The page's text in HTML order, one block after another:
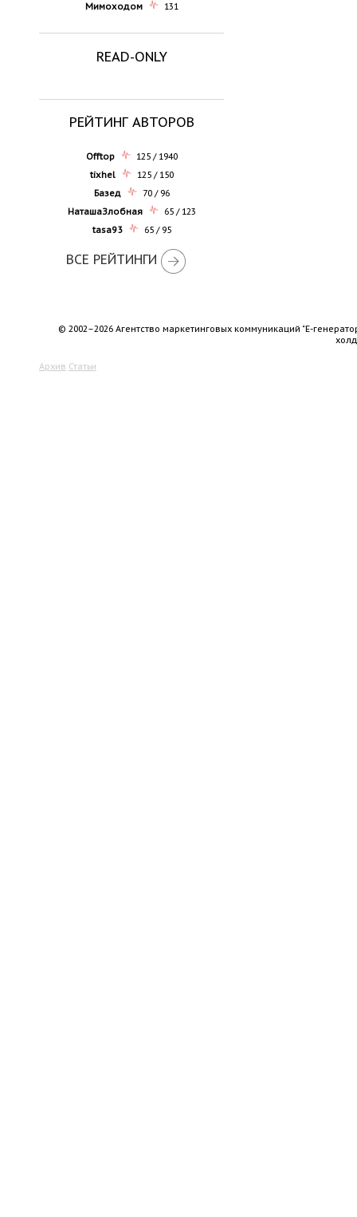
Мимоходом
131
READ-ONLY
РЕЙТИНГ АВТОРОВ
Offtop
125 / 1940
tixhel
125 / 150
Базед
70 / 96
НаташаЗлобная
65 / 123
tasa93
65 / 95
ВСЕ РЕЙТИНГИ
© 2002–2026 Агентство маркетинговых коммуникаций "Е-
Архив Статьи